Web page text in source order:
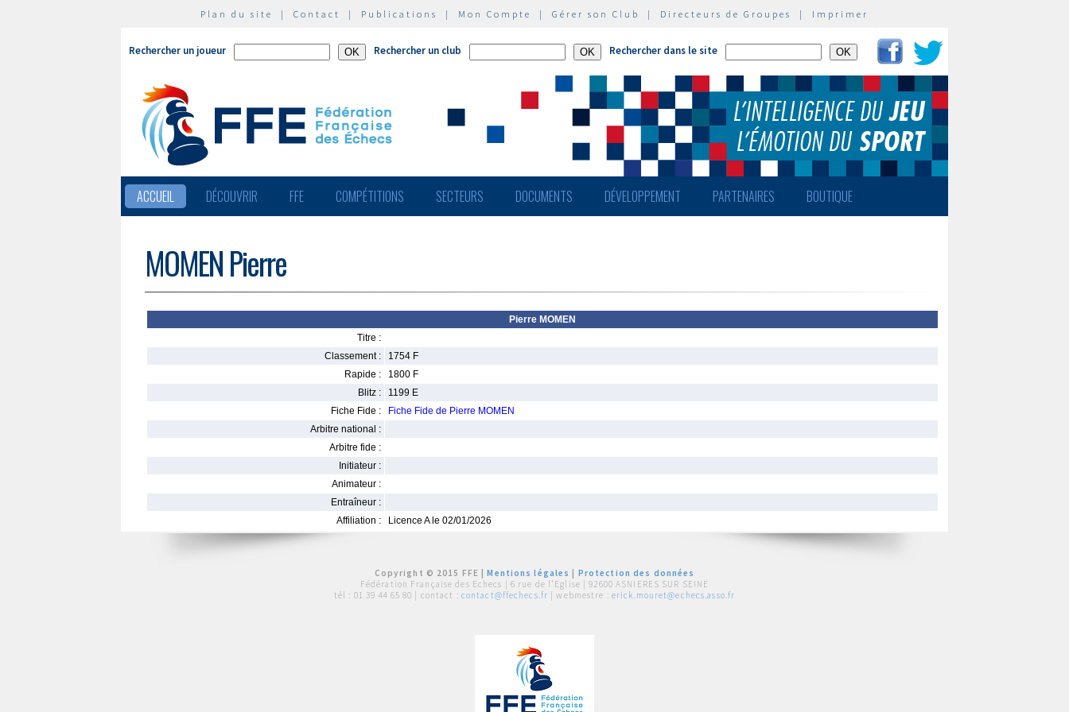
Plan du site | Contact | Publications | Mon Compte | Gérer son Club | Directeurs de Groupes | Imprimer
Rechercher un joueur Rechercher un club Rechercher dans le site
ACCUEIL DÉCOUVRIR FFE COMPÉTITIONS SECTEURS DOCUMENTS DÉVELOPPEMENT PARTENAIRES BOUTIQUE
MOMEN Pierre
Pierre MOMEN
Titre :
Classement :
1754 F
Rapide :
1800 F
Blitz :
1199 E
Fiche Fide :
Fiche Fide de Pierre MOMEN
Arbitre national :
Arbitre fide :
Initiateur :
Animateur :
Entraîneur :
Affiliation :
Licence A le 02/01/2026
Copyright © 2015 FFE |Mentions légales
Protection des données
Fédération Française des Echecs | 6 rue de l'Eglise | 92600 ASNIERES SUR SEINE
tél : 01 39 44 65 80 | contact : contact@ffechecs.fr | webmestre : erick.mouret@echecs.asso.fr